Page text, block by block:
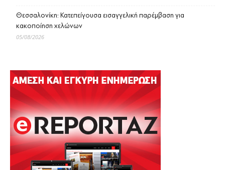
Θεσσαλονίκη: Κατεπείγουσα εισαγγελική παρέμβαση για
κακοποίηση χελώνων
05/08/2026